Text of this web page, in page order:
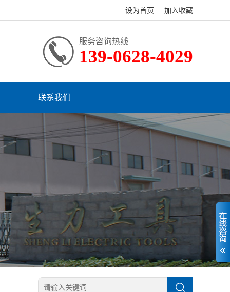
设为首页 加入收藏
服务咨询热线
139-0628-4029
联系我们